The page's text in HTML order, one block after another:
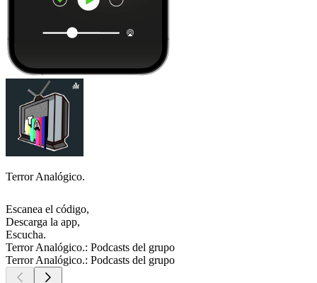
Terror Analógico.
Escanea el código,
Descarga la app,
Escucha.
Terror Analógico.: Podcasts del grupo
Terror Analógico.: Podcasts del grupo